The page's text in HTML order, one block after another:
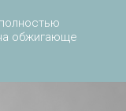
обжигающе